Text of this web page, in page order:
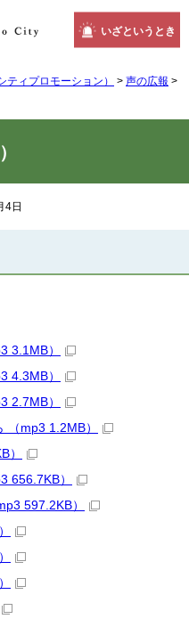
いざというとき
ティプロモーション） > 声の広報 >
日
3.1MB）
4.3MB）
2.7MB）
（mp3 1.2MB）
）
656.7KB）
597.2KB）